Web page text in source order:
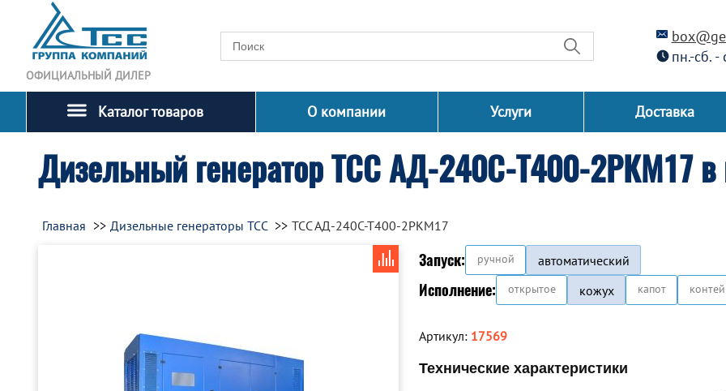
ОФИЦИАЛЬНЫЙ ДИЛЕР
пн.-сб.
Каталог товаров О компании Услуги Доставка
Дизельный генератор ТСС АД-240С-Т400-2РКМ17 в
Главная Дизельные генераторы ТСС ТСС АД-240С-Т400-2РКМ17
Запуск: ручной автоматический
Исполнение: открытое кожух капот
Артикул: 17569
Технические характеристики